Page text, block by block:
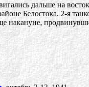
дальше на
Белостока. 2-я
накануне,